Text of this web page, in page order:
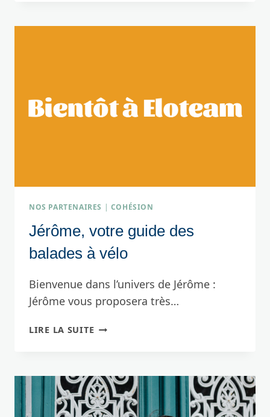
NOS PARTENAIRES | COHÉSION
Jérôme, votre guide des
balades à vélo
Bienvenue dans l’univers de Jérôme :
Jérôme vous proposera très…
LIRE LA SUITEJÉRÔME,
BALADES
À
VÉLO